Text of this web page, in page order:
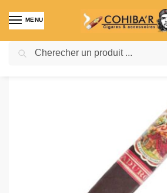
MENU